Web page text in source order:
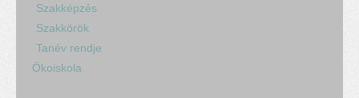
Szakképzés
Szakkörök
Tanév rendje
Ökoiskola